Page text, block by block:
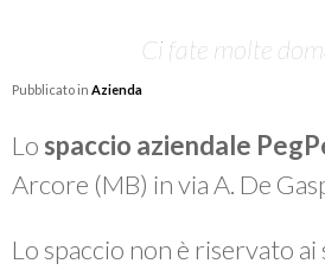
Ci fate molte
Pubblicato in Azienda
Lo spaccio aziendale
Arcore (MB) in via A. De
Lo spaccio non è riservato